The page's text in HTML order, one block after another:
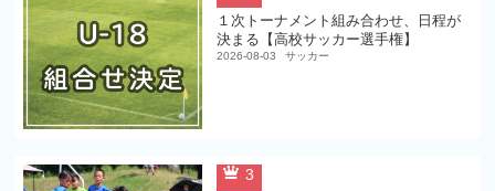
１次トーナメント組み合わせ、日程が
決まる【高校サッカー選手権】
2026-08-03 サッカー
3